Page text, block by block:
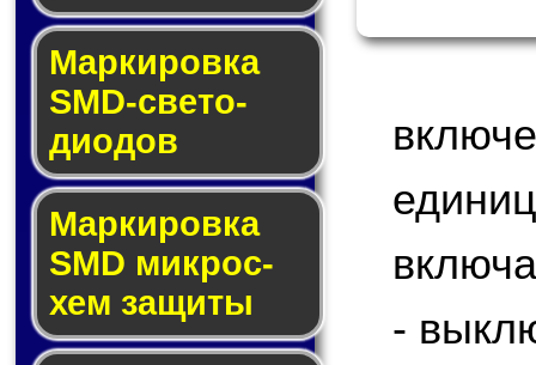
Маркировка
SMD-све­то­
дио­дов
Мар­ки­ров­ка
SMD мик­рос­
хем защиты
-